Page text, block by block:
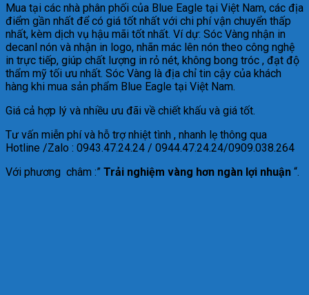
Mua tại các nhà phân phối của Blue Eagle tại Việt Nam, các địa
điểm gần nhất để có giá tốt nhất với chi phí vận chuyển thấp
nhất, kèm dịch vụ hậu mãi tốt nhất. Ví dự: Sóc Vàng nhận in
decanl nón và nhận in logo, nhãn mác lên nón theo công nghệ
in trực tiếp, giúp chất lượng in rỏ nét, không bong tróc , đạt độ
thẩm mỹ tối ưu nhất. Sóc Vàng là địa chỉ tin cậy của khách
hàng khi mua sản phẩm Blue Eagle tại Việt Nam.
Giá cả hợp lý và nhiều ưu đãi về chiết khấu và giá tốt.
Tư vấn miễn phí và hỗ trợ nhiệt tình , nhanh lẹ thông qua
Hotline /Zalo : 0943.47.24.24 / 0944.47.24.24/0909.038.264
Với phương châm :” Trải nghiệm vàng hơn ngàn lợi nhuận “.